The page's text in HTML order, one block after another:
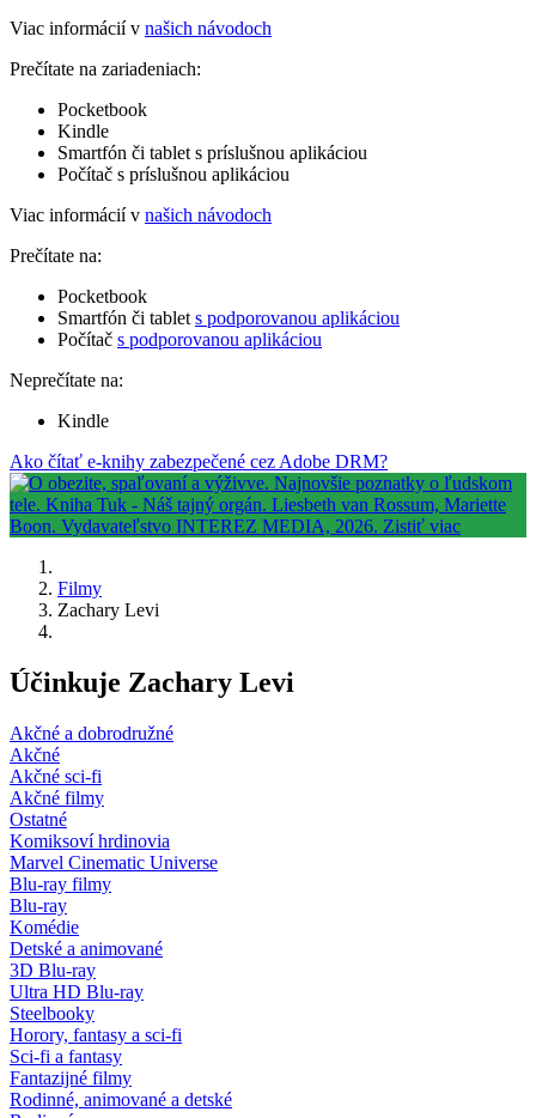
Viac informácií v našich návodoch
Prečítate na zariadeniach:
Pocketbook
Kindle
Smartfón či tablet s príslušnou aplikáciou
Počítač s príslušnou aplikáciou
Viac informácií v našich návodoch
Prečítate na:
Pocketbook
Smartfón či tablet s podporovanou aplikáciou
Počítač s podporovanou aplikáciou
Neprečítate na:
Kindle
Ako čítať e-knihy zabezpečené cez Adobe DRM?
Filmy
Zachary Levi
Účinkuje Zachary Levi
Akčné a dobrodružné
Akčné
Akčné sci-fi
Akčné filmy
Ostatné
Komiksoví hrdinovia
Marvel Cinematic Universe
Blu-ray filmy
Blu-ray
Komédie
Detské a animované
3D Blu-ray
Ultra HD Blu-ray
Steelbooky
Horory, fantasy a sci-fi
Sci-fi a fantasy
Fantazijné filmy
Rodinné, animované a detské